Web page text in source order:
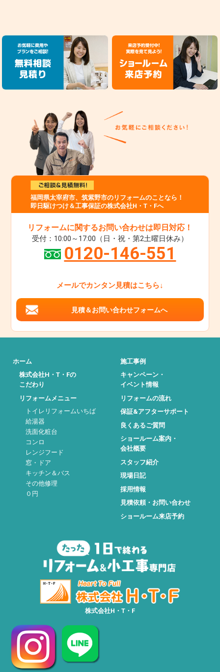
福岡県太宰府市、筑紫野市のリフォームのことなら！
即日駆けつけ＆工事保証の株式会社H・T・Fへ
リフォームに関するお問い合わせは即日対応！
受付：10:00～17:00（日・祝・第2土曜日休み）
0120-146-551
メールでカンタン見積はこちら↓
見積＆お問い合わせフォームへ
ホーム
株式会社H・T・Fの
こだわり
リフォームメニュー
トイレリフォームいちば
給湯器
洗面化粧台
コンロ
レンジフード
窓・ドア
キッチン＆バス
その他修理
０円
施工事例
キャンペーン・
イベント情報
リフォームの流れ
保証&アフターサポート
良くあるご質問
ショールーム案内・
会社概要
スタッフ紹介
現場日記
採用情報
見積依頼・お問い合わせ
ショールーム来店予約
株式会社H・T・F